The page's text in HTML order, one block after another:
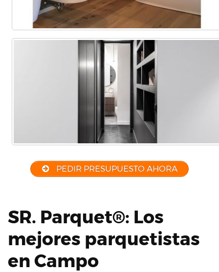
PEDIR PRESUPUESTO AHORA
SR. Parquet®: Los
mejores parquetistas
en Campo